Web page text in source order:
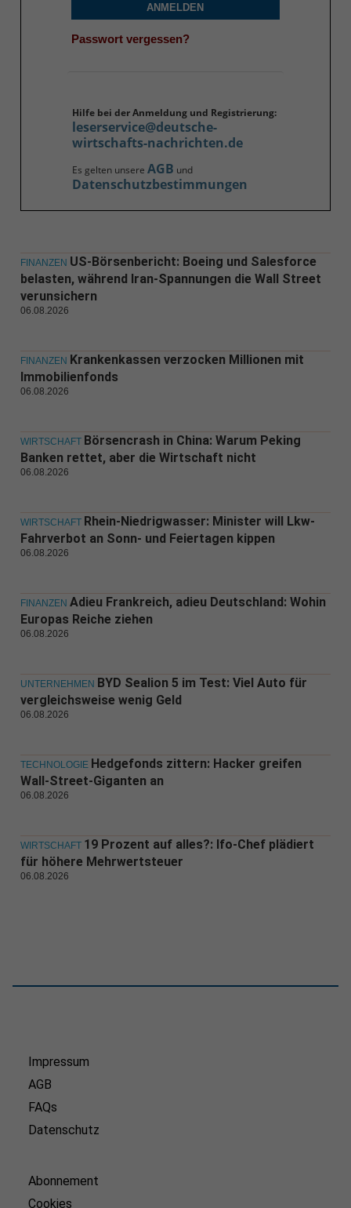
ANMELDEN
Passwort vergessen?
Hilfe bei der Anmeldung und Registrierung:
leserservice@deutsche-
wirtschafts-nachrichten.de
Es gelten unsere AGB und
Datenschutzbestimmungen
FINANZEN US-Börsenbericht: Boeing und Salesforce
belasten, während Iran-Spannungen die Wall Street
verunsichern
06.08.2026
FINANZEN Krankenkassen verzocken Millionen mit
Immobilienfonds
06.08.2026
WIRTSCHAFT Börsencrash in China: Warum Peking
Banken rettet, aber die Wirtschaft nicht
06.08.2026
WIRTSCHAFT Rhein-Niedrigwasser: Minister will Lkw-
Fahrverbot an Sonn- und Feiertagen kippen
06.08.2026
FINANZEN Adieu Frankreich, adieu Deutschland: Wohin
Europas Reiche ziehen
06.08.2026
UNTERNEHMEN BYD Sealion 5 im Test: Viel Auto für
vergleichsweise wenig Geld
06.08.2026
TECHNOLOGIE Hedgefonds zittern: Hacker greifen
Wall-Street-Giganten an
06.08.2026
WIRTSCHAFT 19 Prozent auf alles?: Ifo-Chef plädiert
für höhere Mehrwertsteuer
06.08.2026
Impressum
AGB
FAQs
Datenschutz
Abonnement
Cookies